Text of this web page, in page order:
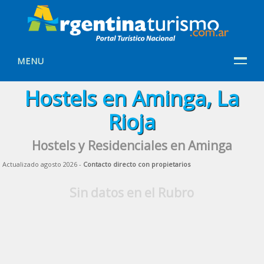
MENU
Hostels en Aminga, La
Rioja
Hostels y Residenciales en Aminga
Actualizado agosto 2026 - Contacto directo con propietarios
Sin datos en el Rubro